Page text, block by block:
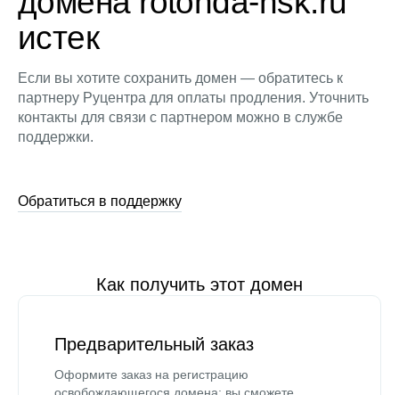
истек
Если вы хотите сохранить домен — обратитесь к
партнеру Руцентра для оплаты продления. Уточнить
контакты для связи с партнером можно в службе
поддержки.
Обратиться в поддержку
Как получить этот домен
Предварительный заказ
Оформите заказ на регистрацию